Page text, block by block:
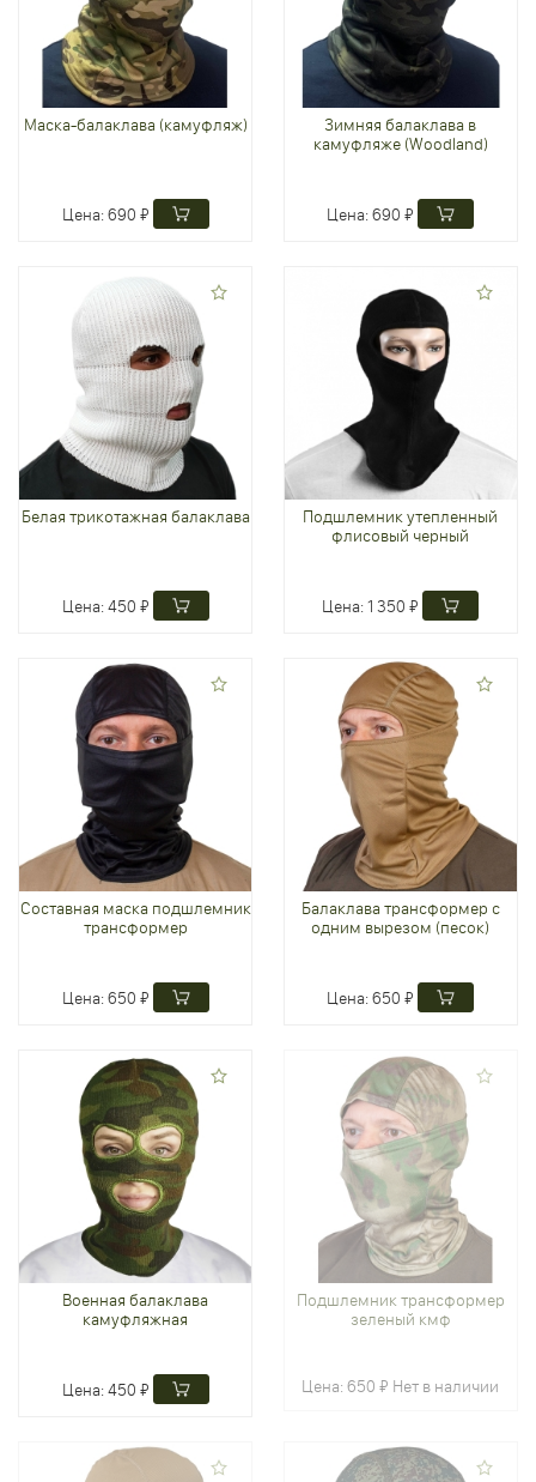
Маска-балаклава (камуфляж)
Цена:690 ₽
Зимняя балаклава в
камуфляже (Woodland)
Цена:690 ₽
Белая трикотажная балаклава
Цена:450 ₽
Подшлемник утепленный
флисовый черный
Цена:1 350 ₽
Составная маска подшлемник
трансформер
Цена:650 ₽
Балаклава трансформер с
одним вырезом (песок)
Цена:650 ₽
Военная балаклава
камуфляжная
Цена:450 ₽
Подшлемник трансформер
зеленый кмф
Цена:650 ₽ Нет в наличии